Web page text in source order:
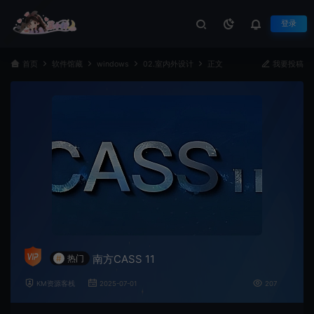
登录
首页 软件馆藏 windows 02.室内外设计 正文 我要投稿
# 热门 南方CASS 11
KM资源客栈 2025-07-01 207